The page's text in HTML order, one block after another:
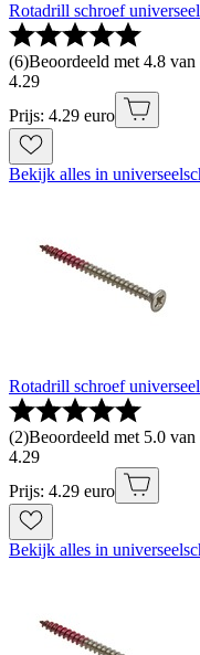
Rotadrill schroef
(6)Beoordeeld met 4.8
4.29
Prijs: 4.29 euro
Bekijk alles in
Rotadrill schroef
(2)Beoordeeld met 5.0
4.29
Prijs: 4.29 euro
Bekijk alles in